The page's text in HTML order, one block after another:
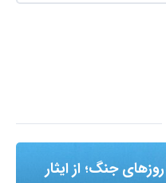
جنگ؛ از ایثار